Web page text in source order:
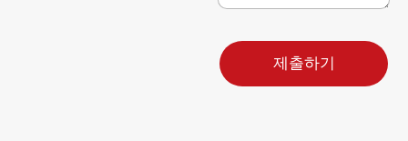
일
내
기
제출하기